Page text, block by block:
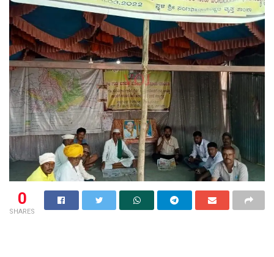
0
SHARES